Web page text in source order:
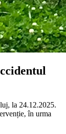
la 24.12.2025.
în urma